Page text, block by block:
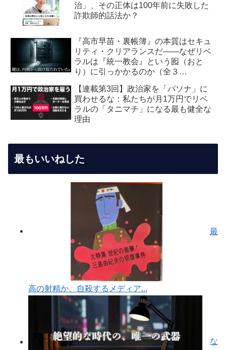
治」、その正体は100年前に失敗した
詐欺師的話法か？
『高市早苗・裏帳簿』の本質はセキュ
リティ・クリアランスだ――なぜリベ
ラルは『統一教会』という囮（おと
り）に引っかかるのか（全３
ィア編：虚飾の愛国者
【連載第3回】政治家を「パソナ」に
買わせるな：私たちが月1万円でリベ
ラルの「タニマチ」になる最も健全な
理由
最もいいねした
最
高の射精か、自殺するメディア...
な